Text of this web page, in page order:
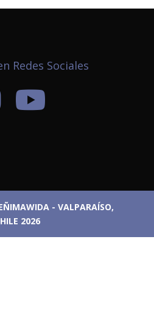
Redes Sociales
- VALPARAÍSO,
2026